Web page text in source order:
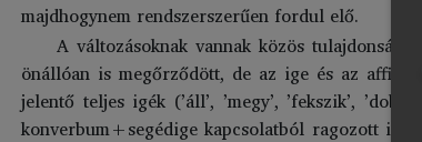
majdhogynem rendszerszerűen fordul elő.
A változásoknak vannak közös
önállóan is megőrződött, de az ige és az
jelentő teljes igék (’áll’, ’megy’, ’fekszik’,
konverbum+segédige kapcsolatból ragozott